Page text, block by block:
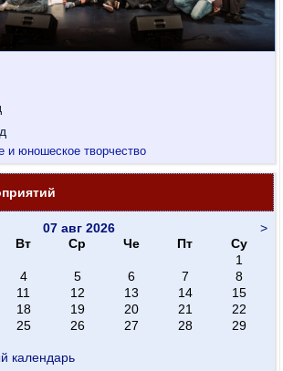
и юношеское творчество
>
07 авг 2026
Вт Ср Че Пт
Су
1
4 5 6 7
8
11 12 13 14
15
18 19 20 21
22
25 26 27 28
29
календарь